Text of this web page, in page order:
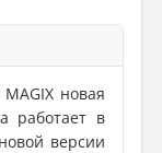
новая
работает в
версии